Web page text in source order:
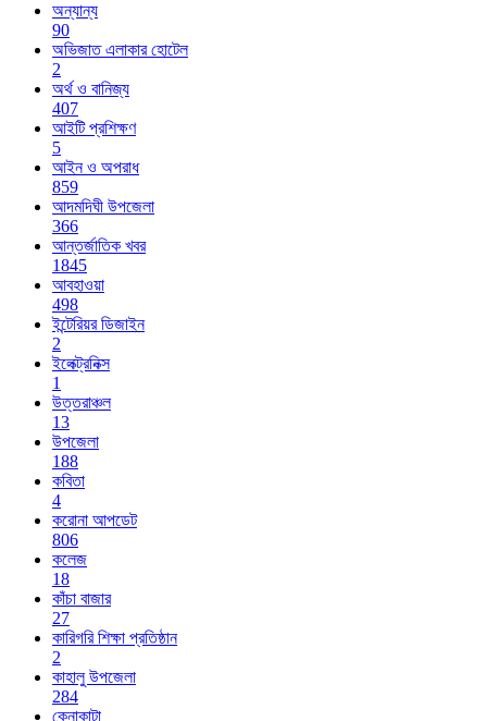
অন্যান্য
90
অভিজাত এলাকার হোটেল
2
অর্থ ও বানিজ্য
407
আইটি প্রশিক্ষণ
5
আইন ও অপরাধ
859
আদমদিঘী উপজেলা
366
আন্তর্জাতিক খবর
1845
আবহাওয়া
498
ইন্টেরিয়র ডিজাইন
2
ইলেক্ট্রনিক্স
1
উত্তরাঞ্চল
13
উপজেলা
188
কবিতা
4
করোনা আপডেট
806
কলেজ
18
কাঁচা বাজার
27
কারিগরি শিক্ষা প্রতিষ্ঠান
2
কাহালু উপজেলা
284
কেনাকাটা